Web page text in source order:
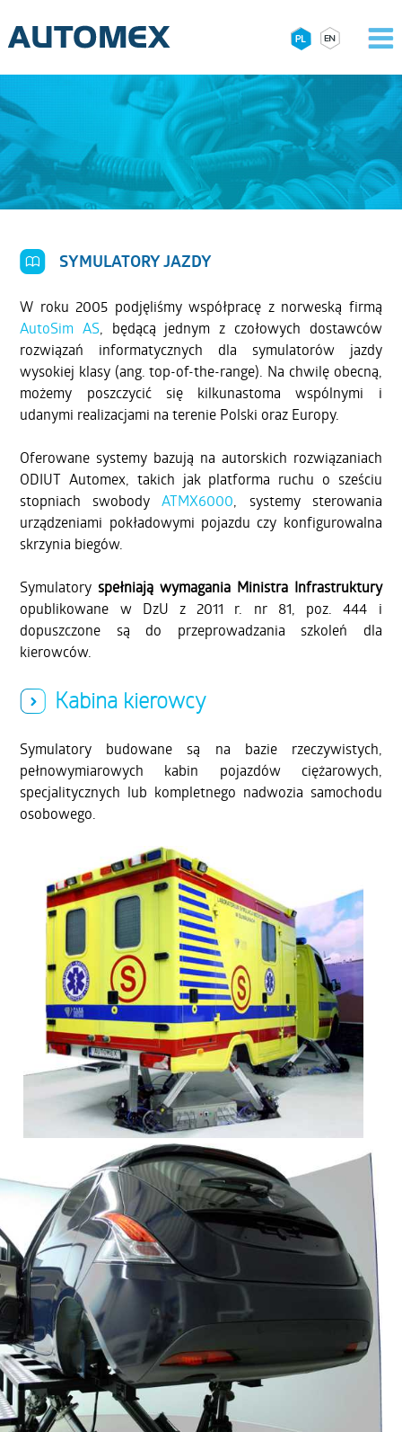
SYMULATORY JAZDY
W roku 2005 podjęliśmy współpracę z norweską firmą
AutoSim AS , będącą jednym z czołowych dostawców
rozwiązań informatycznych dla symulatorów jazdy
wysokiej klasy (ang. top-of-the-range). Na chwilę obecną,
możemy poszczycić się kilkunastoma wspólnymi i
udanymi realizacjami na terenie Polski oraz Europy.
Oferowane systemy bazują na autorskich rozwiązaniach
ODIUT Automex, takich jak platforma ruchu o sześciu
stopniach swobodyATMX6000 , systemy sterowania
urządzeniami pokładowymi pojazdu czy konfigurowalna
skrzynia biegów.
Symulatory spełniają wymagania Ministra Infrastruktury
opublikowane w DzU z 2011 r. nr 81, poz. 444 i
dopuszczone są do przeprowadzania szkoleń dla
kierowców.
Kabina kierowcy
Symulatory budowane są na bazie rzeczywistych,
pełnowymiarowych kabin pojazdów ciężarowych,
specjalitycznych lub kompletnego nadwozia samochodu
osobowego.